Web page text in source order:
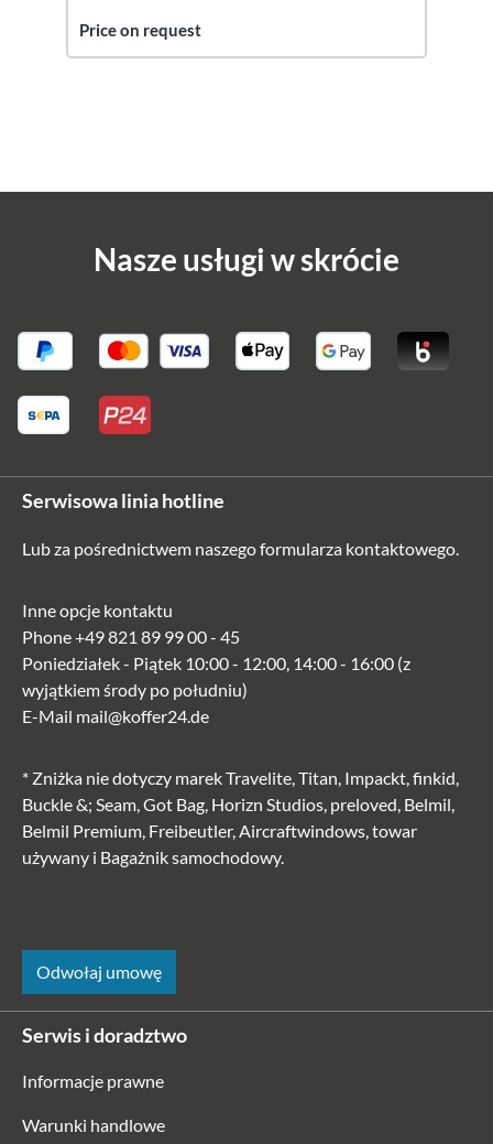
Price on request
Nasze usługi w skrócie
Serwisowa linia hotline
Lub za pośrednictwem naszegoformularza kontaktowego.
Inne opcje kontaktu
Phone+49 821 89 99 00 - 45
Poniedziałek - Piątek 10:00 - 12:00, 14:00 - 16:00 (z
wyjątkiem środy po południu)
E-Mail mail@koffer24.de
* Zniżka nie dotyczy marek Travelite, Titan, Impackt, finkid,
Buckle &; Seam, Got Bag, Horizn Studios, preloved, Belmil,
Belmil Premium, Freibeutler, Aircraftwindows, towar
używany i Bagażnik samochodowy.
Odwołaj umowę
Serwis i doradztwo
Informacje prawne
Warunki handlowe